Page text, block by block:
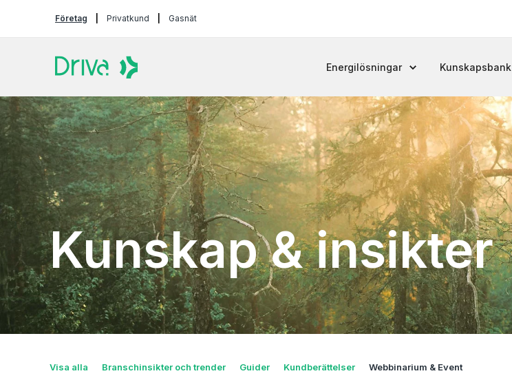
Företag Privatkund Gasnät
Energilösningar Kunskapsbank
Kunskap & insikter
Visa alla Branschinsikter och trender Guider Kundberättelser Webbinarium & Event